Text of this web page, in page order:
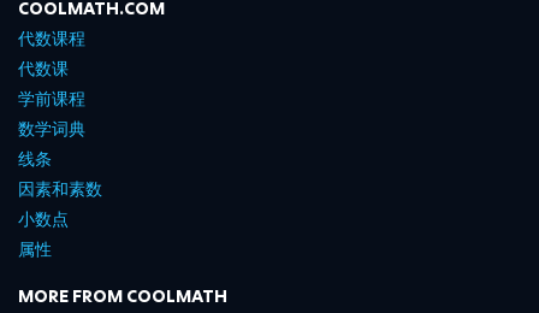
COOLMATH.COM
代数课程
代数课
学前课程
数学词典
线条
因素和素数
小数点
属性
MORE FROM COOLMATH